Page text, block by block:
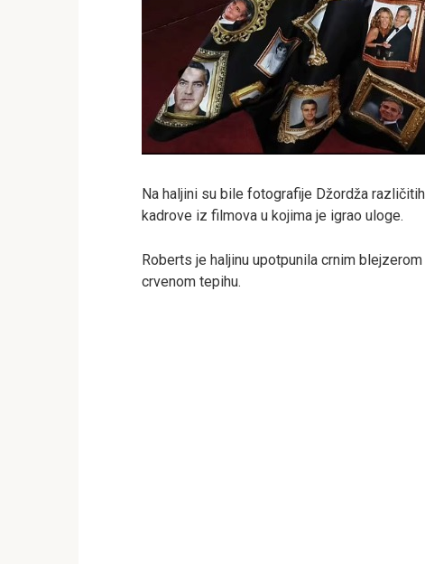
Na haljini su bile fotografije Džordža
kadrove iz filmova u kojima je igrao uloge.
Roberts je haljinu upotpunila crnim
crvenom tepihu.